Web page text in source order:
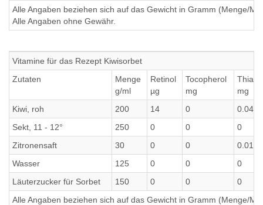
Alle Angaben beziehen sich auf das Gewicht in Gramm (Menge/
Alle Angaben ohne Gewähr.
Vitamine für das Rezept Kiwisorbet
Zutaten
Menge
g/ml
Retinol
µg
Tocopherol
mg
mg
Kiwi, roh
200 14 0
0.04
Sekt, 11 - 12°
250 0 0
0
Zitronensaft
30 0 0
0.012
Wasser
125 0 0
0
Läuterzucker für Sorbet
150 0 0
0
Alle Angaben beziehen sich auf das Gewicht in Gramm (Menge/